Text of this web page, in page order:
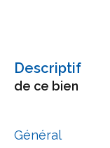
descriptif
de ce bien
Général